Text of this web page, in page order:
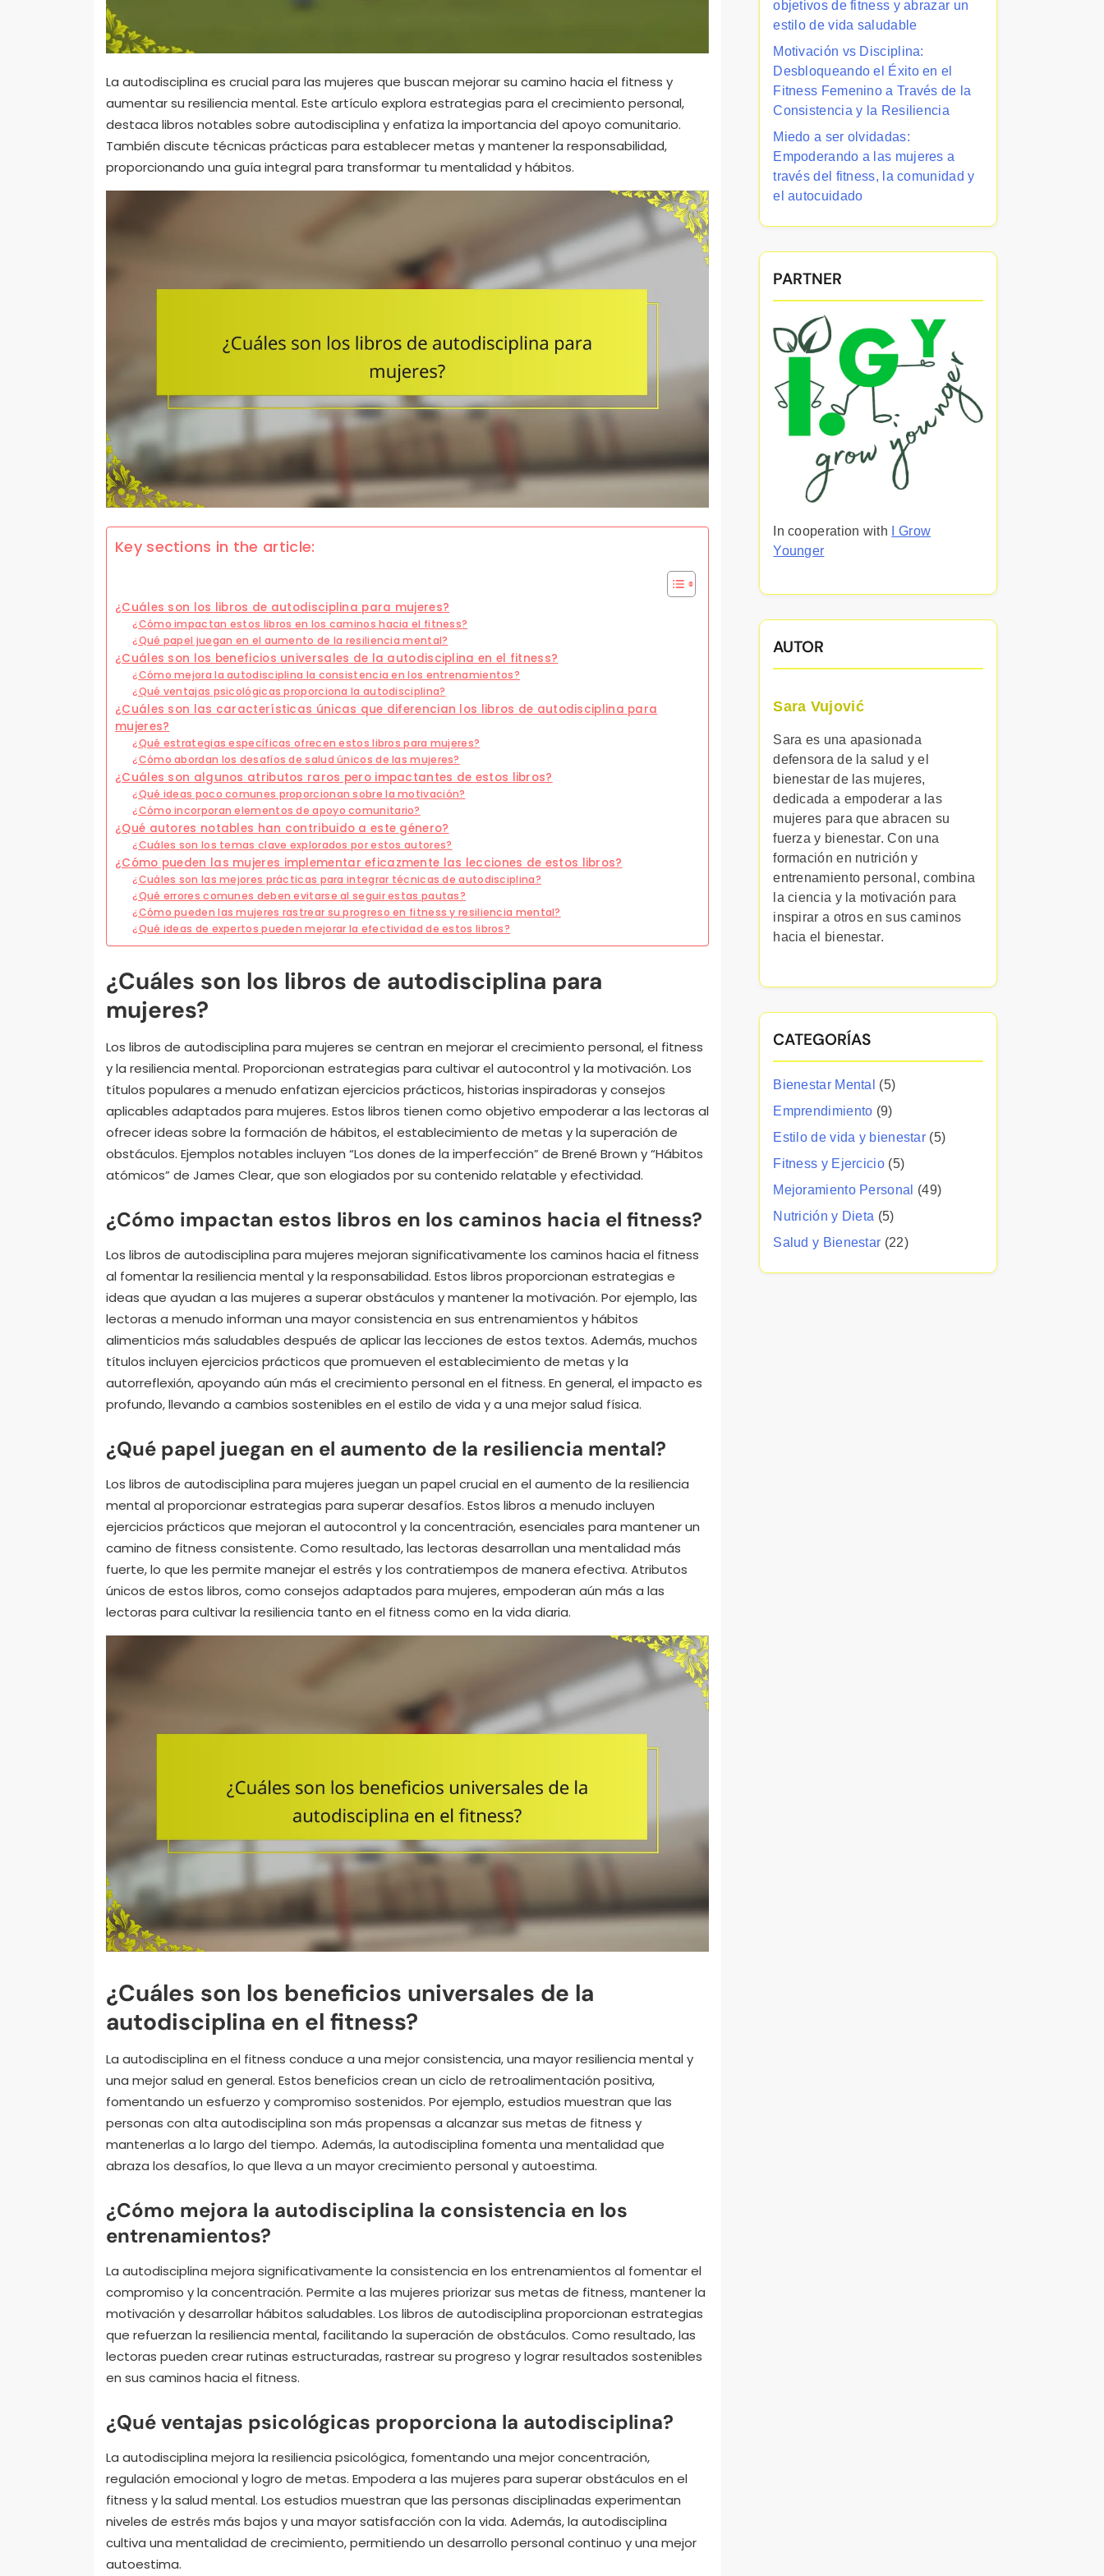
La autodisciplina es crucial para las mujeres que buscan mejorar su camino hacia el fitness y
aumentar su resiliencia mental. Este artículo explora estrategias para el crecimiento personal,
destaca libros notables sobre autodisciplina y enfatiza la importancia del apoyo comunitario.
También discute técnicas prácticas para establecer metas y mantener la responsabilidad,
proporcionando una guía integral para transformar tu mentalidad y hábitos.
Key sections in the article:
¿Cuáles son los libros de autodisciplina para mujeres?
¿Cómo impactan estos libros en los caminos hacia el fitness?
¿Qué papel juegan en el aumento de la resiliencia mental?
¿Cuáles son los beneficios universales de la autodisciplina en el fitness?
¿Cómo mejora la autodisciplina la consistencia en los entrenamientos?
¿Qué ventajas psicológicas proporciona la autodisciplina?
¿Cuáles son las características únicas que diferencian los libros de autodisciplina para
mujeres?
¿Qué estrategias específicas ofrecen estos libros para mujeres?
¿Cómo abordan los desafíos de salud únicos de las mujeres?
¿Cuáles son algunos atributos raros pero impactantes de estos libros?
¿Qué ideas poco comunes proporcionan sobre la motivación?
¿Cómo incorporan elementos de apoyo comunitario?
¿Qué autores notables han contribuido a este género?
¿Cuáles son los temas clave explorados por estos autores?
¿Cómo pueden las mujeres implementar eficazmente las lecciones de estos libros?
¿Cuáles son las mejores prácticas para integrar técnicas de autodisciplina?
¿Qué errores comunes deben evitarse al seguir estas pautas?
¿Cómo pueden las mujeres rastrear su progreso en fitness y resiliencia mental?
¿Qué ideas de expertos pueden mejorar la efectividad de estos libros?
¿Cuáles son los libros de autodisciplina para
mujeres?
Los libros de autodisciplina para mujeres se centran en mejorar el crecimiento personal, el fitness
y la resiliencia mental. Proporcionan estrategias para cultivar el autocontrol y la motivación. Los
títulos populares a menudo enfatizan ejercicios prácticos, historias inspiradoras y consejos
aplicables adaptados para mujeres. Estos libros tienen como objetivo empoderar a las lectoras al
ofrecer ideas sobre la formación de hábitos, el establecimiento de metas y la superación de
obstáculos. Ejemplos notables incluyen “Los dones de la imperfección” de Brené Brown y “Hábitos
atómicos” de James Clear, que son elogiados por su contenido relatable y efectividad.
¿Cómo impactan estos libros en los caminos hacia el fitness?
Los libros de autodisciplina para mujeres mejoran significativamente los caminos hacia el fitness
al fomentar la resiliencia mental y la responsabilidad. Estos libros proporcionan estrategias e
ideas que ayudan a las mujeres a superar obstáculos y mantener la motivación. Por ejemplo, las
lectoras a menudo informan una mayor consistencia en sus entrenamientos y hábitos
alimenticios más saludables después de aplicar las lecciones de estos textos. Además, muchos
títulos incluyen ejercicios prácticos que promueven el establecimiento de metas y la
autorreflexión, apoyando aún más el crecimiento personal en el fitness. En general, el impacto es
profundo, llevando a cambios sostenibles en el estilo de vida y a una mejor salud física.
¿Qué papel juegan en el aumento de la resiliencia mental?
Los libros de autodisciplina para mujeres juegan un papel crucial en el aumento de la resiliencia
mental al proporcionar estrategias para superar desafíos. Estos libros a menudo incluyen
ejercicios prácticos que mejoran el autocontrol y la concentración, esenciales para mantener un
camino de fitness consistente. Como resultado, las lectoras desarrollan una mentalidad más
fuerte, lo que les permite manejar el estrés y los contratiempos de manera efectiva. Atributos
únicos de estos libros, como consejos adaptados para mujeres, empoderan aún más a las
lectoras para cultivar la resiliencia tanto en el fitness como en la vida diaria.
¿Cuáles son los beneficios universales de la
autodisciplina en el fitness?
La autodisciplina en el fitness conduce a una mejor consistencia, una mayor resiliencia mental y
una mejor salud en general. Estos beneficios crean un ciclo de retroalimentación positiva,
fomentando un esfuerzo y compromiso sostenidos. Por ejemplo, estudios muestran que las
personas con alta autodisciplina son más propensas a alcanzar sus metas de fitness y
mantenerlas a lo largo del tiempo. Además, la autodisciplina fomenta una mentalidad que
abraza los desafíos, lo que lleva a un mayor crecimiento personal y autoestima.
¿Cómo mejora la autodisciplina la consistencia en los
entrenamientos?
La autodisciplina mejora significativamente la consistencia en los entrenamientos al fomentar el
compromiso y la concentración. Permite a las mujeres priorizar sus metas de fitness, mantener la
motivación y desarrollar hábitos saludables. Los libros de autodisciplina proporcionan estrategias
que refuerzan la resiliencia mental, facilitando la superación de obstáculos. Como resultado, las
lectoras pueden crear rutinas estructuradas, rastrear su progreso y lograr resultados sostenibles
en sus caminos hacia el fitness.
¿Qué ventajas psicológicas proporciona la autodisciplina?
La autodisciplina mejora la resiliencia psicológica, fomentando una mejor concentración,
regulación emocional y logro de metas. Empodera a las mujeres para superar obstáculos en el
fitness y la salud mental. Los estudios muestran que las personas disciplinadas experimentan
niveles de estrés más bajos y una mayor satisfacción con la vida. Además, la autodisciplina
cultiva una mentalidad de crecimiento, permitiendo un desarrollo personal continuo y una mejor
autoestima.
objetivos de fitness y abrazar un
estilo de vida saludable
Motivación vs Disciplina:
Desbloqueando el Éxito en el
Fitness Femenino a Través de la
Consistencia y la Resiliencia
Miedo a ser olvidadas:
Empoderando a las mujeres a
través del fitness, la comunidad y
el autocuidado
PARTNER
In cooperation with
I Grow
Younger
AUTOR
Sara Vujović
Sara es una apasionada
defensora de la salud y el
bienestar de las mujeres,
dedicada a empoderar a las
mujeres para que abracen su
fuerza y bienestar. Con una
formación en nutrición y
entrenamiento personal, combina
la ciencia y la motivación para
inspirar a otros en sus caminos
hacia el bienestar.
CATEGORÍAS
Bienestar Mental
(5)
Emprendimiento (9)
Estilo de vida y bienestar (5)
Fitness y Ejercicio (5)
Mejoramiento Personal
(49)
Nutrición y Dieta (5)
Salud y Bienestar (22)